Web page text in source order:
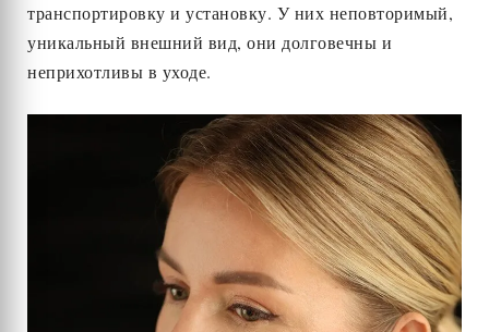
транспортировку и установку. У них неповторимый,
уникальный внешний вид, они долговечны и
неприхотливы в уходе.